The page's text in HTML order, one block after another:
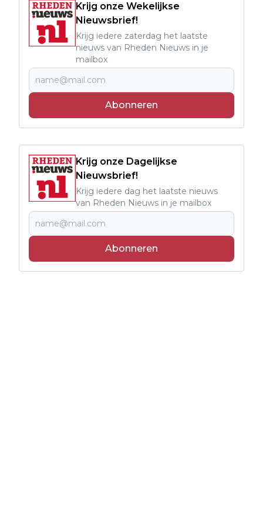
Krijg onze Wekelijkse
Nieuwsbrief!
Krijg iedere zaterdag het laatste
nieuws van Rheden Nieuws in je
mailbox
Abonneren
Krijg onze Dagelijkse
Nieuwsbrief!
Krijg iedere dag het laatste nieuws
van Rheden Nieuws in je mailbox
Abonneren